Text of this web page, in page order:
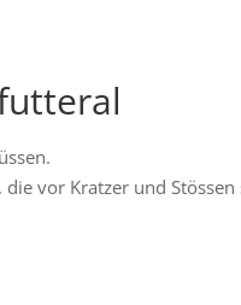
vor Kratzer und Stössen